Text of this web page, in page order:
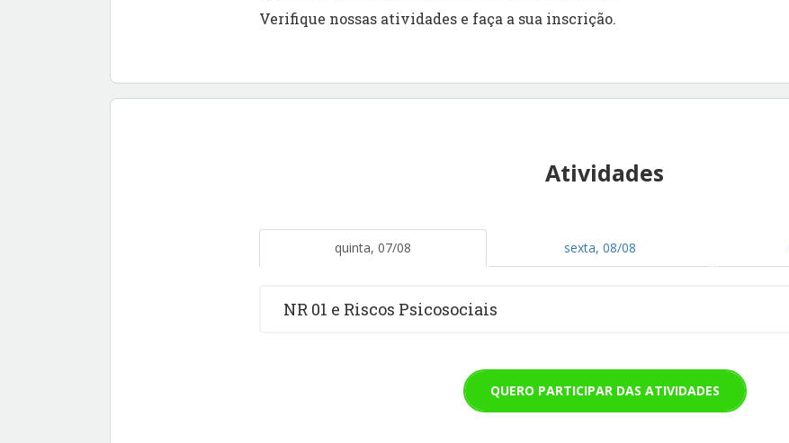
Verifique nossas atividades e faça a sua inscrição.
Atividades
quinta, 07/08 sexta, 08/08
NR 01 e Riscos Psicosociais
QUERO PARTICIPAR DAS ATIVIDADES